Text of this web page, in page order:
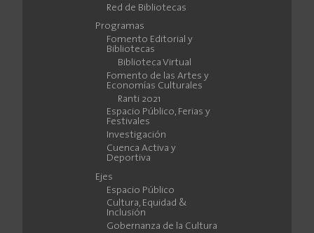
Red de Bibliotecas
Programas
Fomento Editorial y
Bibliotecas
Biblioteca Virtual
Fomento de las Artes y
Economías Culturales
Ranti 2021
Espacio Público, Ferias y
Festivales
Investigación
Cuenca Activa y
Deportiva
Ejes
Espacio Público
Cultura, Equidad &
Inclusión
Gobernanza de la Cultura